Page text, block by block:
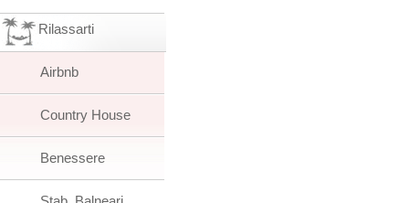
Rilassarti
Airbnb
Country House
Benessere